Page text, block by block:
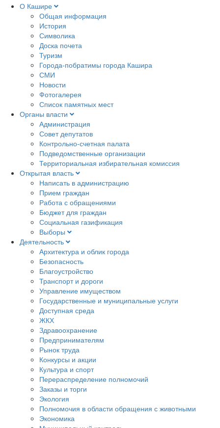
О Кашире
Общая информация
История
Символика
Доска почета
Туризм
Города-побратимы города Кашира
СМИ
Новости
Фотогалерея
Список памятных мест
Органы власти
Администрация
Совет депутатов
Контрольно-счетная палата
Подведомственные организации
Территориальная избирательная комиссия
Открытая власть
Написать в администрацию
Прием граждан
Работа с обращениями
Бюджет для граждан
Социальная газификация
Выборы
Деятельность
Архитектура и облик города
Безопасность
Благоустройство
Транспорт и дороги
Управление имуществом
Государственные и муниципальные услуги
Доступная среда
ЖКХ
Здравоохранение
Предпринимателям
Рынок труда
Конкурсы и акции
Культура и спорт
Перераспределение полномочий
Заказы и торги
Экология
Полномочия в области обращения с животными
Экономика